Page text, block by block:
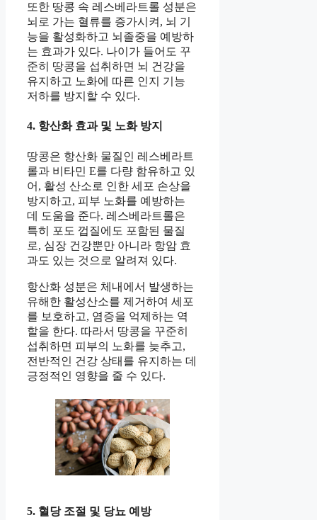
또한 땅콩 속 레스베라트롤 성분은
뇌로 가는 혈류를 증가시켜, 뇌 기
능을 활성화하고 뇌졸중을 예방하
는 효과가 있다. 나이가 들어도 꾸
준히 땅콩을 섭취하면 뇌 건강을
유지하고 노화에 따른 인지 기능
저하를 방지할 수 있다.
4. 항산화 효과 및 노화 방지
땅콩은 항산화 물질인 레스베라트
롤과 비타민 E를 다량 함유하고 있
어, 활성 산소로 인한 세포 손상을
방지하고, 피부 노화를 예방하는
데 도움을 준다. 레스베라트롤은
특히 포도 껍질에도 포함된 물질
로, 심장 건강뿐만 아니라 항암 효
과도 있는 것으로 알려져 있다.
항산화 성분은 체내에서 발생하는
유해한 활성산소를 제거하여 세포
를 보호하고, 염증을 억제하는 역
할을 한다. 따라서 땅콩을 꾸준히
섭취하면 피부의 노화를 늦추고,
전반적인 건강 상태를 유지하는 데
긍정적인 영향을 줄 수 있다.
5. 혈당 조절 및 당뇨 예방